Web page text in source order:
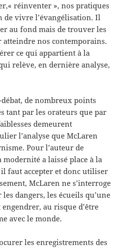
réinventer », nos pratiques
de vivre l’évangélisation. Il
au fond mais de trouver les
atteindre nos contemporains.
ce qui appartient à la
relève, en dernière analyse,
de nombreux points
tant par les orateurs que par
demeurent
l’analyse que McLaren
Pour l’auteur de
modernité a laissé place à la
faut accepter et donc utiliser
McLaren ne s’interroge
dangers, les écueils qu’une
au risque d’être
avec le monde.
les enregistrements des